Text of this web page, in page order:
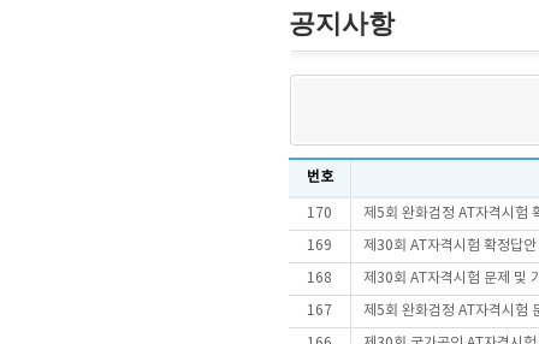
공지사항
번호
170 제5회 완화검정 AT자격시험
169 제30회 AT자격시험 확정답
168 제30회 AT자격시험 문제 및
167 제5회 완화검정 AT자격시험